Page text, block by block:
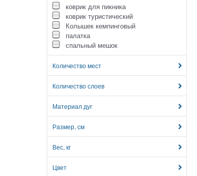
коврик для пикника
коврик туристический
Колышек кемпинговый
палатка
спальный мешок
Количество мест
Количество слоев
Материал дуг
Размер, см
Вес, кг
Цвет